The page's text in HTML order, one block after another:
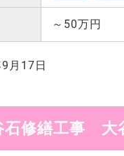
～50万円
月17日
石修繕工事 大